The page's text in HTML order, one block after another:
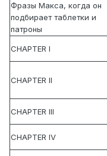
Фразы Макса, когда он
подбирает таблетки и
патроны
CHAPTER I
CHAPTER II
CHAPTER III
CHAPTER IV